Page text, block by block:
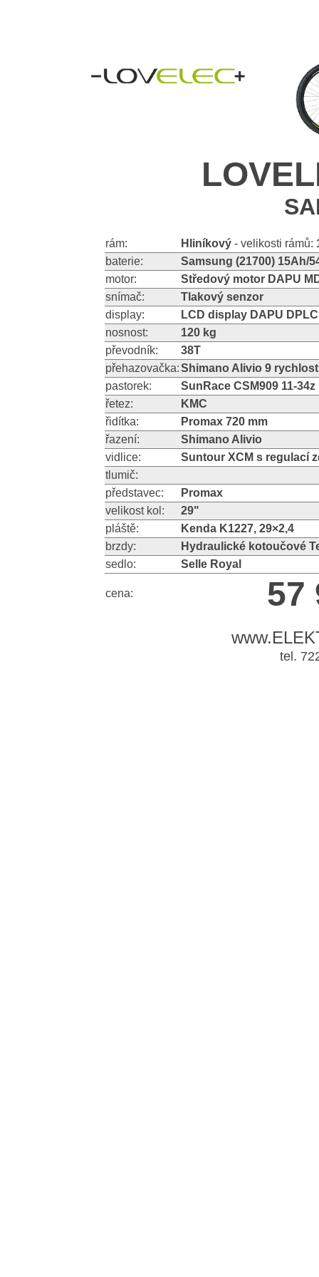
rám: Hliníkový - velikosti rámů:
baterie:
Samsung (21700) 15Ah/
motor:
Středový motor DAPU
snímač:
Tlakový senzor
display:
LCD display DAPU
nosnost:
120 kg
převodník:
38T
přehazovačka:Shimano Alivio 9
pastorek:
SunRace CSM909 11-34z
řetez:
KMC
řidítka:
Promax 720 mm
řazení:
Shimano Alivio
vidlice:
Suntour XCM s regulací
tlumič:
představec:
Promax
velikost kol:
29"
pláště:
Kenda K1227, 29×2,4
brzdy:
Hydraulické kotoučové
sedlo:
Selle Royal
cena: 57
tel.